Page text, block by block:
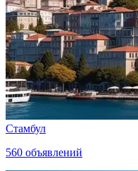
Стамбул
560 объявлений